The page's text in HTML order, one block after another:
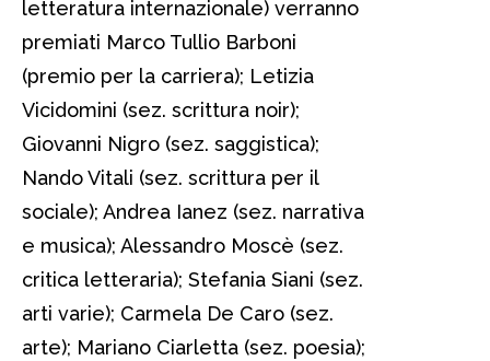
letteratura internazionale) verranno
premiati Marco Tullio Barboni
(premio per la carriera); Letizia
Vicidomini (sez. scrittura noir);
Giovanni Nigro (sez. saggistica);
Nando Vitali (sez. scrittura per il
sociale); Andrea Ianez (sez. narrativa
e musica); Alessandro Moscè (sez.
critica letteraria); Stefania Siani (sez.
arti varie); Carmela De Caro (sez.
arte); Mariano Ciarletta (sez. poesia);